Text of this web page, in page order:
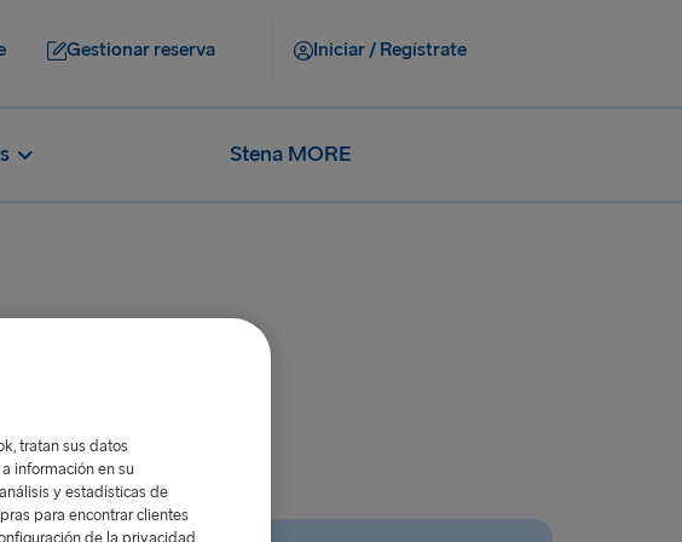
Gestionar reserva Iniciar / Regístrate
Stena MORE
tratan sus datos
información en su
y estadísticas de
para encontrar clientes